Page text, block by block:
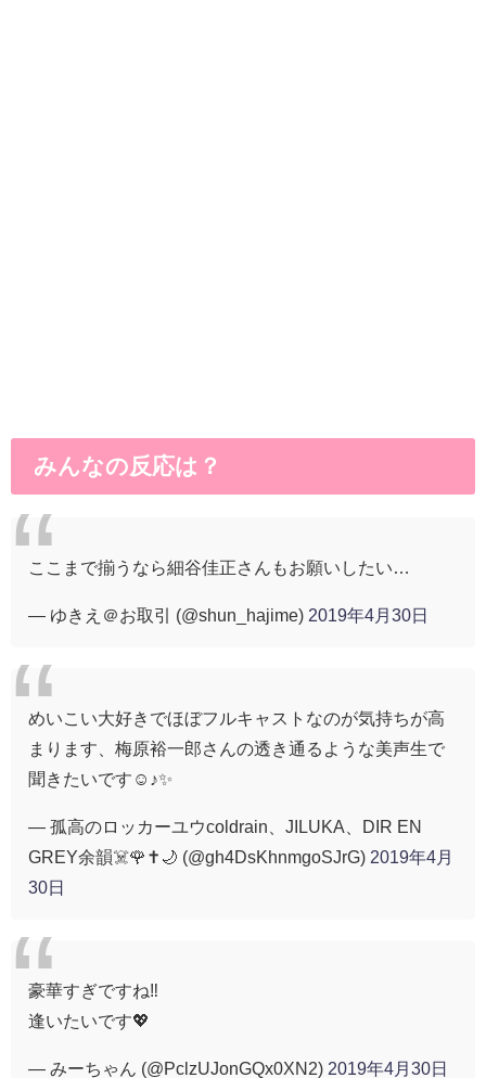
みんなの反応は？
ここまで揃うなら細谷佳正さんもお願いしたい…
— ゆきえ＠お取引 (@shun_hajime) 2019年4月30日
めいこい大好きでほぼフルキャストなのが気持ちが高
まります、梅原裕一郎さんの透き通るような美声生で
聞きたいです☺️♪✨
— 孤高のロッカーユウcoldrain、JILUKA、DIR EN
GREY余韻☠️🌹✝️🌙 (@gh4DsKhnmgoSJrG) 2019年4月
30日
豪華すぎですね‼️
逢いたいです💖
— みーちゃん (@PclzUJonGQx0XN2) 2019年4月30日